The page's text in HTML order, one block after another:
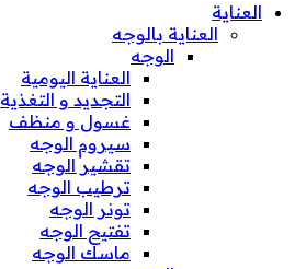
العناية
العناية بالوجه
الوجه
العناية اليومية
التجديد و التغذية
غسول و منظف
سيروم الوجه
تقشير الوجه
ترطيب الوجه
تونر الوجه
تفتيح الوجه
ماسك الوجه